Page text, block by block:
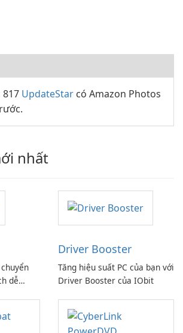
UpdateStar có Amazon Photos
nhất
dễ
Driver Booster
Tăng hiệu suất PC của bạn với
Driver Booster của IObit